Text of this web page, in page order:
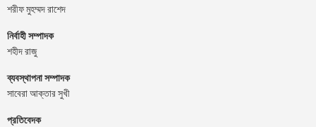
শরীফ মুহম্মদ রাশেদ
নির্বাহী সম্পাদক
শহীদ রাজু
ব্যবস্থাপনা সম্পাদক
সাবেরা আক্তার সুখী
প্রতিবেদক